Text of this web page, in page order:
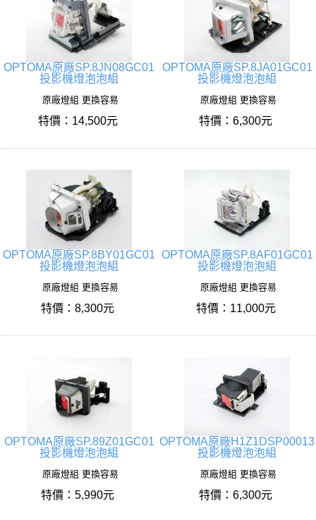
OPTOMA原廠SP.8JN08GC01
投影機燈泡泡組
原廠燈組 更換容易
特價：14,500元
OPTOMA原廠SP.8JA01GC01
投影機燈泡泡組
原廠燈組 更換容易
特價：6,300元
OPTOMA原廠SP.8BY01GC01
投影機燈泡泡組
原廠燈組 更換容易
特價：8,300元
OPTOMA原廠SP.8AF01GC01
投影機燈泡泡組
原廠燈組 更換容易
特價：11,000元
OPTOMA原廠SP.89Z01GC01
投影機燈泡泡組
原廠燈組 更換容易
特價：5,990元
OPTOMA原廠H1Z1DSP00013
投影機燈泡泡組
原廠燈組 更換容易
特價：6,300元